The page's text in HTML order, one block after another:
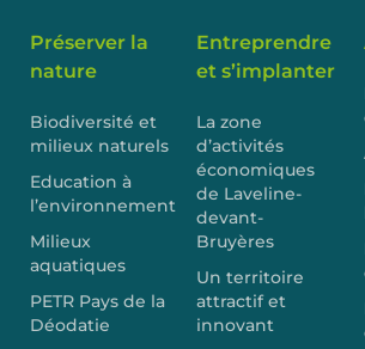
Préserver la
nature
Biodiversité et
milieux naturels
Education à
l’environnement
Milieux
aquatiques
PETR Pays de la
Déodatie
Entreprendre
et s’implanter
La zone
d’activités
économiques
de Laveline-
devant-
Bruyères
Un territoire
attractif et
innovant